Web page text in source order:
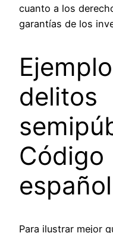
cuanto a los
garantías de los
delitos
Código
español
Para ilustrar mejor